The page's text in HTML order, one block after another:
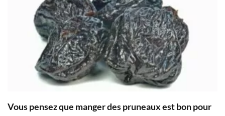
Vous pensez que manger des pruneaux est bon pour